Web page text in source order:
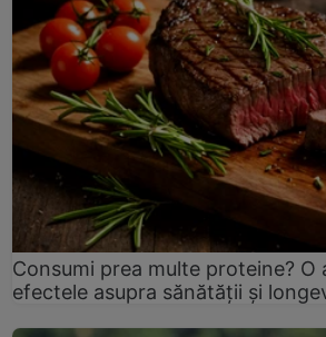
Consumi prea multe proteine? O
efectele asupra sănătății și